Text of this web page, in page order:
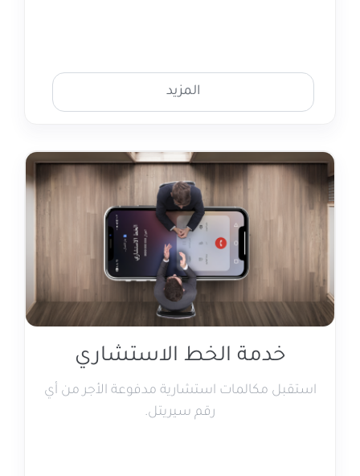
المزيد
خدمة الخط الاستشاري
استقبل مكالمات استشارية مدفوعة الأجر من أي
رقم سيريتل.